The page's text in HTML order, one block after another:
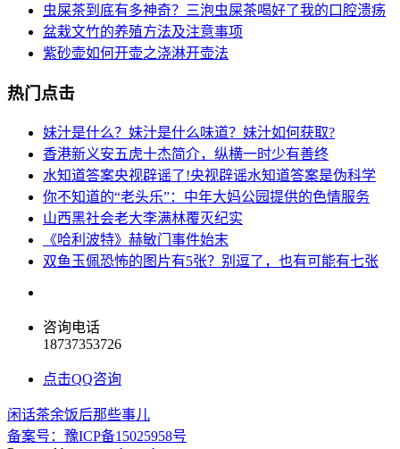
虫屎茶到底有多神奇？三泡虫屎茶喝好了我的口腔溃疡
盆栽文竹的养殖方法及注意事项
紫砂壶如何开壶之浇淋开壶法
热门点击
妹汁是什么？妹汁是什么味道？妹汁如何获取?
香港新义安五虎十杰简介，纵横一时少有善终
水知道答案央视辟谣了!央视辟谣水知道答案是伪科学
你不知道的“老头乐”：中年大妈公园提供的色情服务
山西黑社会老大李满林覆灭纪实
《哈利波特》赫敏门事件始末
双鱼玉佩恐怖的图片有5张？别逗了，也有可能有七张
咨询电话
18737353726
点击QQ咨询
闲话茶余饭后那些事儿
备案号：豫ICP备15025958号